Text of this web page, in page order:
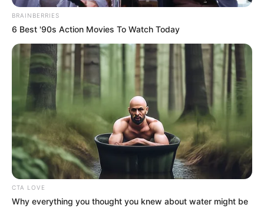
Mercredi 8 Janvier 2025 à PAU dans la Réunion n°1
PRIX AUGUSTE DE CASTELBAJAC – Steeple – 4000
mètres.
BRAINBERRIES
6 Best '90s Action Movies To Watch Today
CTA LOVE
Why everything you thought you knew about water might be